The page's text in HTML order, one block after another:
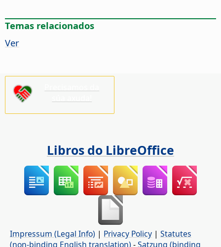
Temas relacionados
Ver
Libros do LibreOffice
Impressum (Legal Info) | Privacy Policy | Statutes
(non-binding English translation) -Satzung (binding